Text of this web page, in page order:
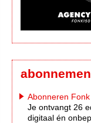
Abonneren
Je ontvangt 26
digitaal én